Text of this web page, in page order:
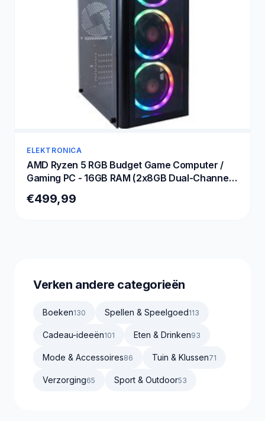
ELEKTRONICA
AMD Ryzen 5 RGB Budget Game Computer /
Gaming PC - 16GB RAM (2x8GB Dual-Channel)
Windows 11 Pro - Wifi / Bluetooth
€499,99
Verken andere categorieën
Boeken130 Spellen & Speelgoed113
Cadeau-ideeën101 Eten & Drinken93
Mode & Accessoires86 Tuin & Klussen71
Verzorging65 Sport & Outdoor53